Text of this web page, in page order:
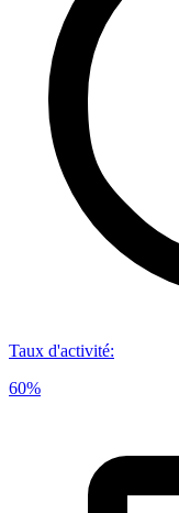
Taux d'activité:
60%